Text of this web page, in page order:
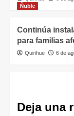
Ñuble
Continúa
para familias
Quirihue 6 de
Deja una